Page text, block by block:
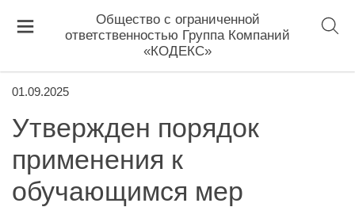
Общество с ограниченной
ответственностью Группа Компаний
«КОДЕКС»
01.09.2025
Утвержден порядок
применения к
обучающимся мер